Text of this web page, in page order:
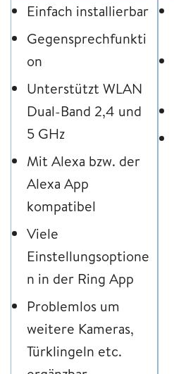
Einfach installierbar
Gegensprechfunkti
on
Unterstützt WLAN
Dual-Band 2,4 und
5 GHz
Mit Alexa bzw. der
Alexa App
kompatibel
Viele
Einstellungsoptione
n in der Ring App
Problemlos um
weitere Kameras,
Türklingeln etc.